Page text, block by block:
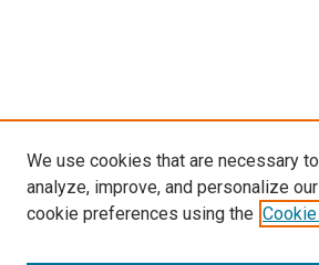
We use cookies that are necessary
analyze, improve, and personalize
cookie preferences using the